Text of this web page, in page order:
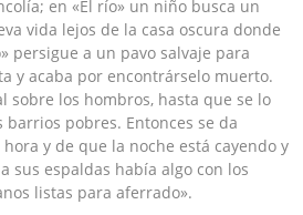
en «El río» un niño busca un
vida lejos de la casa oscura donde
persigue a un pavo salvaje para
y acaba por encontrárselo muerto.
sobre los hombros, hasta que se lo
pobres. Entonces se da
y de que la noche está cayendo y
sus espaldas había algo con los
listas para aferrado».